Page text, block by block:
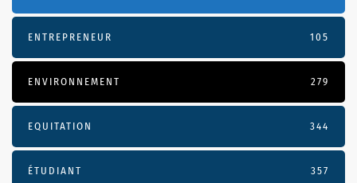
ENTREPRENEUR 105
ENVIRONNEMENT 279
EQUITATION 344
ÉTUDIANT 357